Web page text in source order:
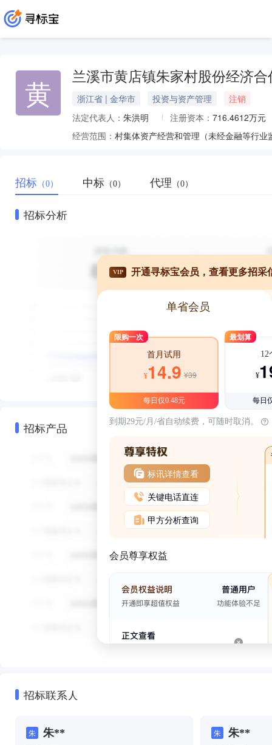
黄 兰溪市黄店镇朱家村股份经济合
浙江省 | 金华市 投资与资产管理
注销
法定代表人： 朱洪明 注册资本： 716.4612万元
经营范围：
招标 （0） 中标 （0） 代理 （0）
招标分析
招标产品
VIP 开通寻标宝会员，查看更多招采
单省会员
限购一次
首月试用
¥14.9 ¥39
每日仅0.48元
最划算
12
¥
每日
到期29元/月/省自动续费，可随时取消。
标讯详情查看
关键电话直连
甲方分析查询
会员尊享权益
招标联系人
朱 朱** 朱 朱**